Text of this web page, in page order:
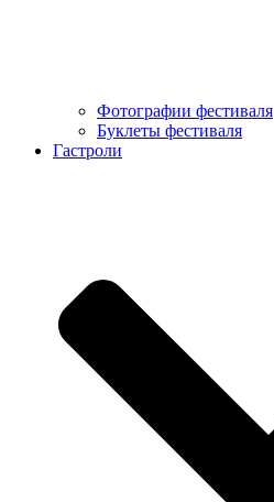
Фотографии фестиваля
Буклеты фестиваля
Гастроли